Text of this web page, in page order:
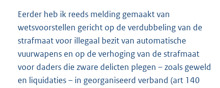
Eerder heb ik reeds melding gemaakt van
wetsvoorstellen gericht op de verdubbeling van de
strafmaat voor illegaal bezit van automatische
vuurwapens en op de verhoging van de strafmaat
voor daders die zware delicten plegen – zoals geweld
en liquidaties – in georganiseerd verband (art 140